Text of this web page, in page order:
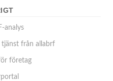
analys
från allabrf
företag